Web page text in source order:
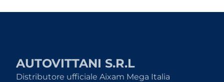
AUTOVITTANI S.R.L
Distributore ufficiale Aixam Mega Italia